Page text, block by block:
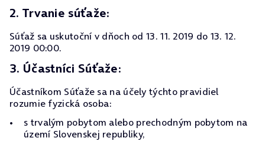
2. Trvanie súťaže:
Súťaž sa uskutoční v dňoch od 13. 11. 2019 do 13. 12.
2019 00:00.
3. Účastníci Súťaže:
Účastníkom Súťaže sa na účely týchto pravidiel
rozumie fyzická osoba:
s trvalým pobytom alebo prechodným pobytom na
území Slovenskej republiky,